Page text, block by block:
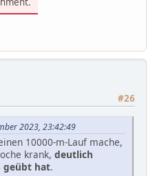
#26
2023, 23:42:49
10000-m-Lauf mache,
krank, deutlich
geübt hat.